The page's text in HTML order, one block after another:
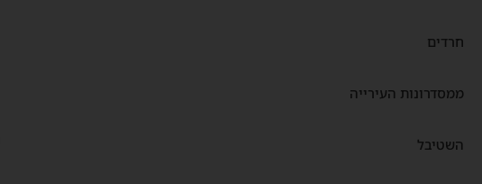
חרדים
ממסדרונות העירייה
השטיבל